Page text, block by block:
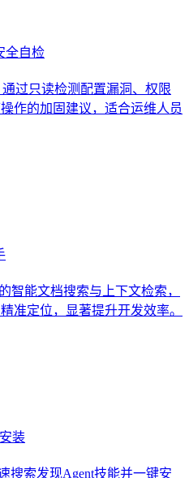
全自检
过只读检测配置漏洞、权限
作的加固建议，适合运维人员
智能文档搜索与上下文检索，
准定位，显著提升开发效率。
装
搜索发现Agent技能并一键安